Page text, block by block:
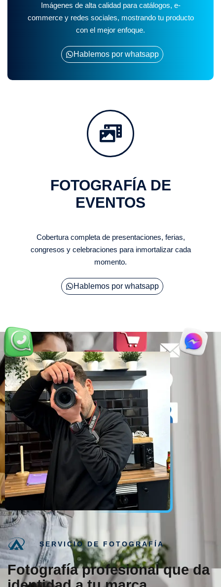
Imágenes de alta calidad para catálogos, e-
commerce y redes sociales, mostrando tu producto
con el mejor enfoque.
Hablemos por whatsapp
FOTOGRAFÍA DE
EVENTOS
Cobertura completa de presentaciones, ferias,
congresos y celebraciones para inmortalizar cada
momento.
Hablemos por whatsapp
SERVICIO DE FOTOGRAFÍA
Fotografía profesional que da